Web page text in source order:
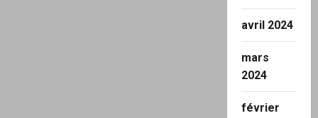
avril 2024
mars
2024
février